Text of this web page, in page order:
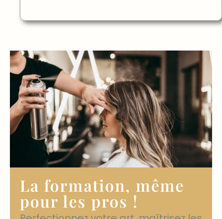
La formation, même
pour les pros !